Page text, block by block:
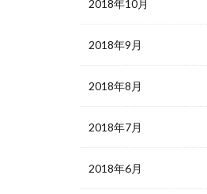
2018年10月
2018年9月
2018年8月
2018年7月
2018年6月